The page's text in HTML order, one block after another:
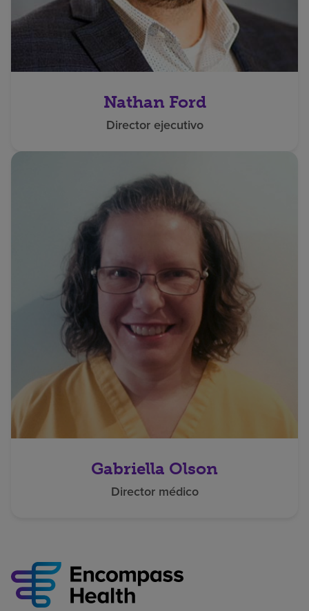
Nathan Ford
Director ejecutivo
Gabriella Olson
Director médico